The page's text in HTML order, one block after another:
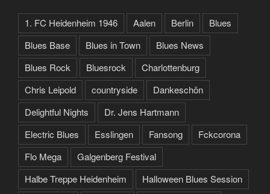
1. FC Heidenheim 1946 Aalen Berlin
Blues
Blues Base
Blues in Town
Blues News
Blues Rock
Bluesrock
Charlottenburg
Chris Leipold
countryside
Dankeschön
Delightful Nights
Dr. Jens Hartmann
Electric Blues
Esslingen Fansong
Fckcorona
Flo Mega
Galgenberg Festival
Halbe Treppe Heidenheim
Halloween Blues Session